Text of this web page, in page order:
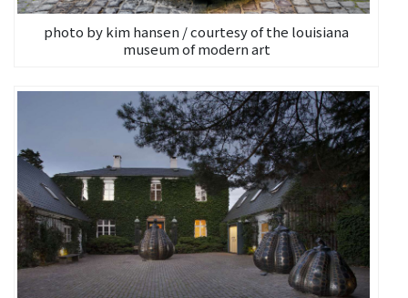
photo by kim hansen / courtesy of the louisiana
museum of modern art